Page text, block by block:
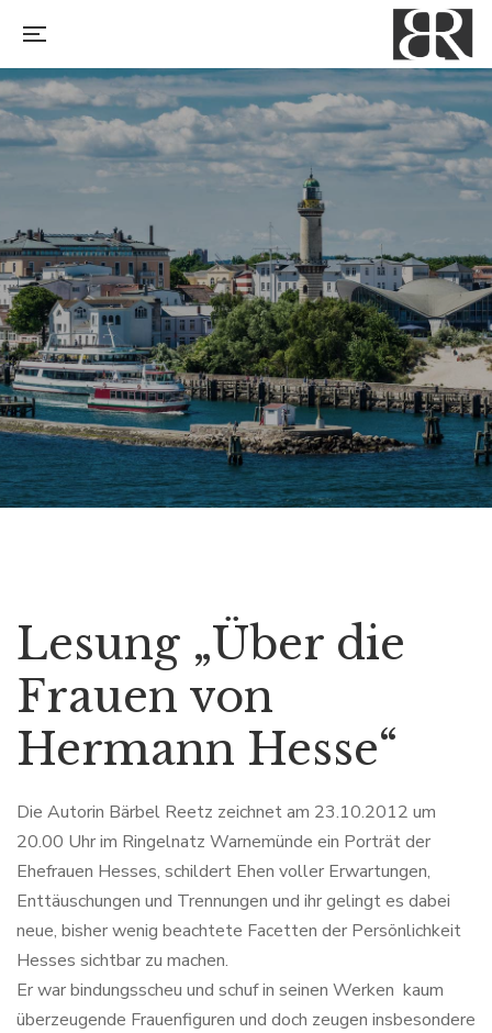
Lesung „Über die
Frauen von
Hermann Hesse“
Die Autorin Bärbel Reetz zeichnet am 23.10.2012 um
20.00 Uhr im Ringelnatz Warnemünde ein Porträt der
Ehefrauen Hesses, schildert Ehen voller Erwartungen,
Enttäuschungen und Trennungen und ihr gelingt es dabei
neue, bisher wenig beachtete Facetten der Persönlichkeit
Hesses sichtbar zu machen.
Er war bindungsscheu und schuf in seinen Werken kaum
überzeugende Frauenfiguren und doch zeugen insbesondere